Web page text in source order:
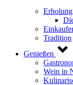
Tradition
Genießen
Wein in